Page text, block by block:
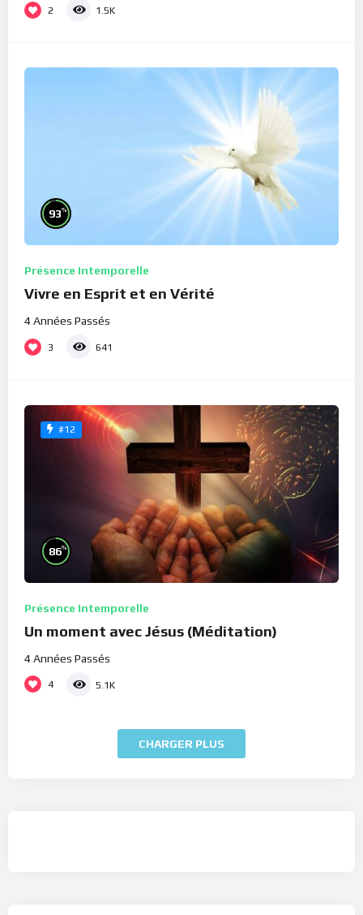
2 1.5K
93%
Présence Intemporelle
Vivre en Esprit et en Vérité
4 Années Passés
3 641
#12
86%
Présence Intemporelle
Un moment avec Jésus (Méditation)
4 Années Passés
4 5.1K
CHARGER PLUS